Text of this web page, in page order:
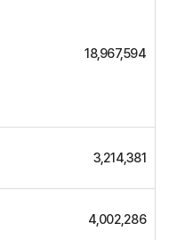
18,967,594
3,214,381
4,002,286